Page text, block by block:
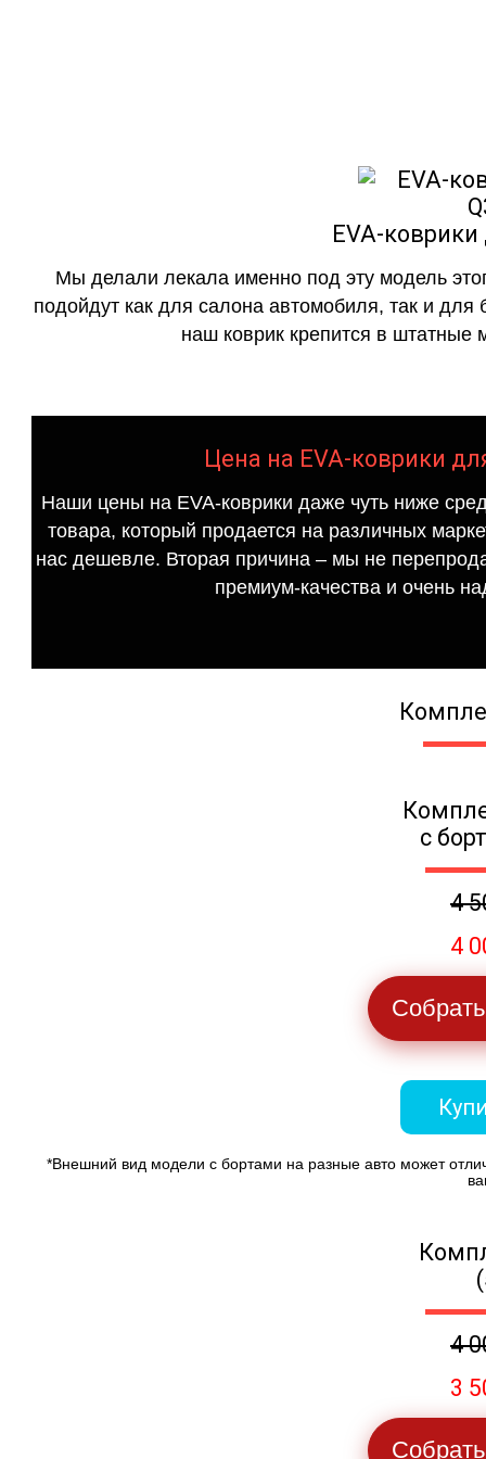
EVA-
Мы делали лекала именно под эту модель
подойдут как для салона автомобиля, так и для
наш коврик крепится в штатные
Цена на EVA-коврики
Наши цены на EVA-коврики даже чуть ниже
товара, который продается на различных
нас дешевле. Вторая причина – мы не
премиум-качества и очень
с
4
4
*Внешний вид модели с бортами на разные авто может
4
3